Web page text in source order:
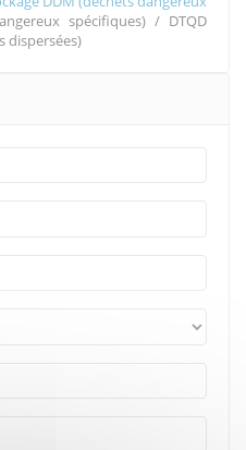
spécifiques) / DTQD
dispersées)